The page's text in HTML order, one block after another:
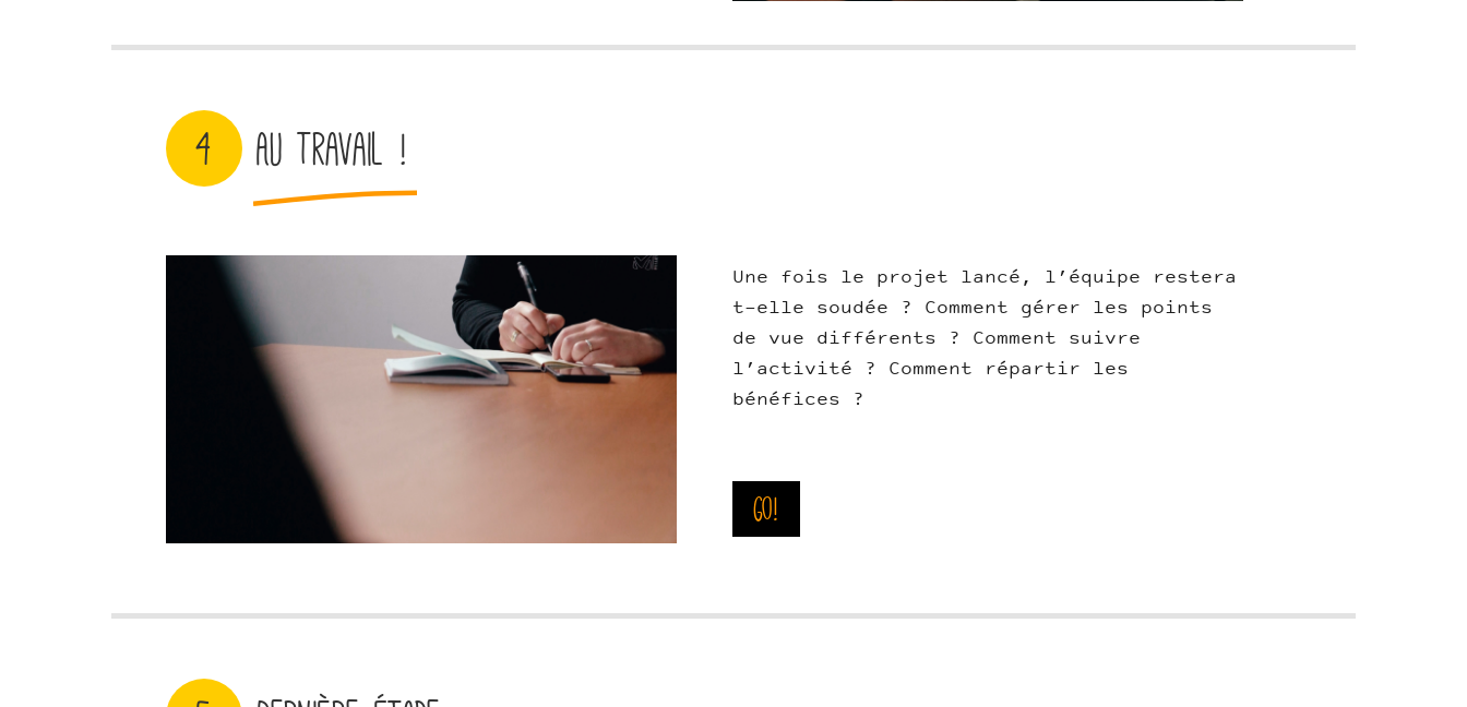
4 Au travail !
Liesse.jpg
Une fois le projet lancé, l’équipe restera
t-elle soudée ? Comment gérer les points
de vue différents ? Comment suivre
l’activité ? Comment répartir les
bénéfices ?
Go!